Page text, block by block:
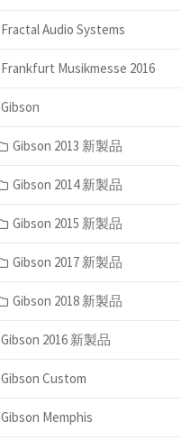
Fractal Audio Systems
Frankfurt Musikmesse 2016
Gibson
Gibson 2013 新製品
Gibson 2014 新製品
Gibson 2015 新製品
Gibson 2017 新製品
Gibson 2018 新製品
Gibson 2016 新製品
Gibson Custom
Gibson Memphis